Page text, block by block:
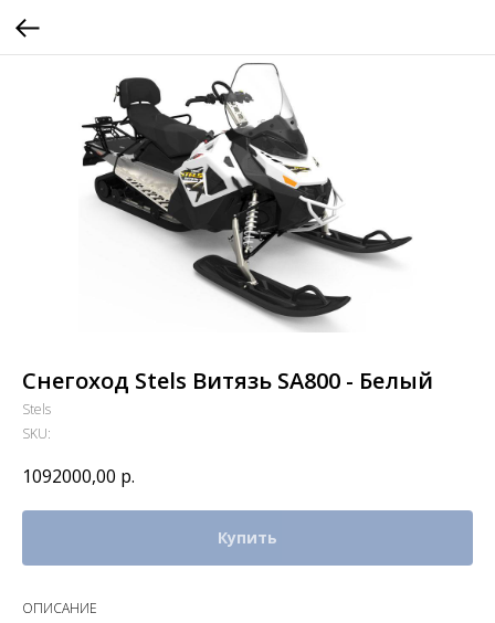
Снегоход Stels Витязь SA800 - Белый
Stels
SKU:
1092000,00 р.
Купить
ОПИСАНИЕ